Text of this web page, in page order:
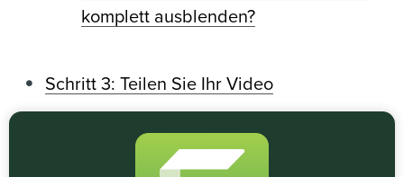
komplett ausblenden?
Schritt 3: Teilen Sie Ihr Video